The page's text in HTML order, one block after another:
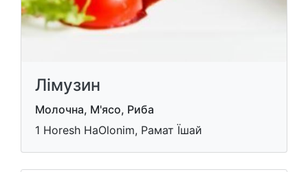
Лімузин
Молочна, М'ясо, Риба
1 Horesh HaOlonim, Рамат Їшай